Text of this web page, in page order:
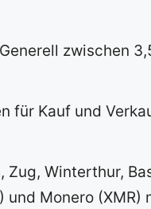
zwischen
Kauf und
Winterthur,
Monero